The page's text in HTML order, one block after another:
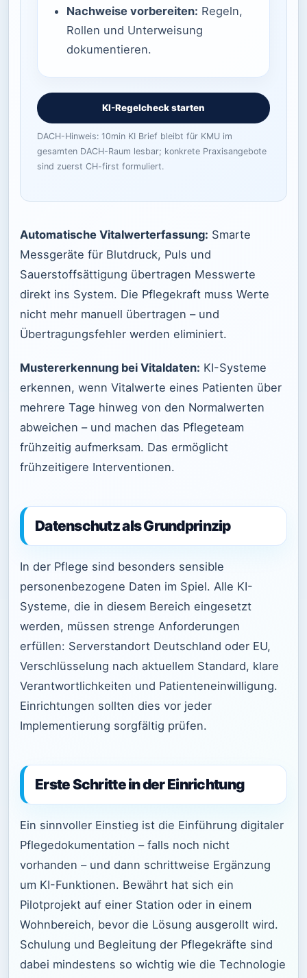
Nachweise vorbereiten: Regeln,
Rollen und Unterweisung
dokumentieren.
KI-Regelcheck starten
DACH-Hinweis: 10min KI Brief bleibt für KMU im
gesamten DACH-Raum lesbar; konkrete Praxisangebote
sind zuerst CH-first formuliert.
Automatische Vitalwerterfassung: Smarte
Messgeräte für Blutdruck, Puls und
Sauerstoffsättigung übertragen Messwerte
direkt ins System. Die Pflegekraft muss Werte
nicht mehr manuell übertragen – und
Übertragungsfehler werden eliminiert.
Mustererkennung bei Vitaldaten: KI-Systeme
erkennen, wenn Vitalwerte eines Patienten über
mehrere Tage hinweg von den Normalwerten
abweichen – und machen das Pflegeteam
frühzeitig aufmerksam. Das ermöglicht
frühzeitigere Interventionen.
Datenschutz als Grundprinzip
In der Pflege sind besonders sensible
personenbezogene Daten im Spiel. Alle KI-
Systeme, die in diesem Bereich eingesetzt
werden, müssen strenge Anforderungen
erfüllen: Serverstandort Deutschland oder EU,
Verschlüsselung nach aktuellem Standard, klare
Verantwortlichkeiten und Patienteneinwilligung.
Einrichtungen sollten dies vor jeder
Implementierung sorgfältig prüfen.
Erste Schritte in der Einrichtung
Ein sinnvoller Einstieg ist die Einführung digitaler
Pflegedokumentation – falls noch nicht
vorhanden – und dann schrittweise Ergänzung
um KI-Funktionen. Bewährt hat sich ein
Pilotprojekt auf einer Station oder in einem
Wohnbereich, bevor die Lösung ausgerollt wird.
Schulung und Begleitung der Pflegekräfte sind
dabei mindestens so wichtig wie die Technologie